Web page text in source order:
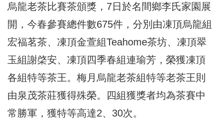
烏龍老茶比賽茶頒獎，7日於名間鄉李氏家園展
開，今春參賽總件數675件，分別由凍頂烏龍組
宏福茗茶、凍頂金萱組Teahome茶坊、凍頂翠
玉組謝棨安、凍頂四季春組連瑜芳，榮獲凍頂
各組特等茶王。梅月烏龍老茶組特等老茶王則
由泉茂茶莊獲得殊榮。四組獲獎者均為茶賽中
常勝軍，獲特等高達2、30次。